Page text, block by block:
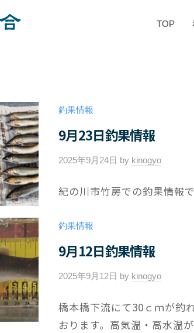
TOP
釣果情報
9月23日釣果情報
2025年9月24日 by kinogyo/
件
紀の川市竹房での釣果情報で
釣果情報
9月12日釣果情報
2025年9月12日 by kinogyo/
件
の
橋本橋下流にて30ｃｍが釣
おります。高気温・高水温